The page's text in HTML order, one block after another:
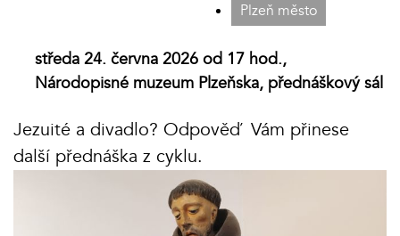
Plzeň město
středa 24. června 2026 od 17 hod.,
Národopisné muzeum Plzeňska, přednáškový sál
Jezuité a divadlo? Odpověď Vám přinese
další přednáška z cyklu.